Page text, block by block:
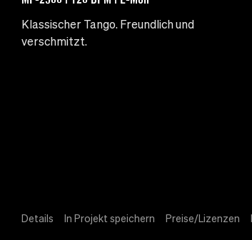
Klassischer Tango. Freundlich und
verschmitzt.
Details In Projekt speichern Preise/Lizenzen